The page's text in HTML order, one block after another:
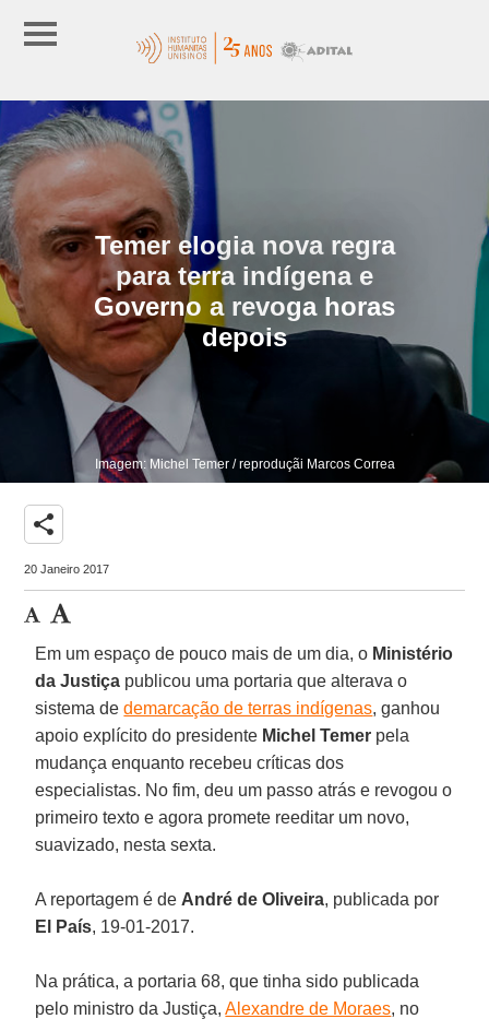
Temer elogia nova regra
para terra indígena e
Governo a revoga horas
depois
Imagem: Michel Temer / reproduçãi Marcos Correa
share
20 Janeiro 2017
Em um espaço de pouco mais de um dia, o Ministério
da Justiça publicou uma portaria que alterava o
sistema dedemarcação de terras indígenas, ganhou
apoio explícito do presidente Michel Temer pela
mudança enquanto recebeu críticas dos
especialistas. No fim, deu um passo atrás e revogou o
primeiro texto e agora promete reeditar um novo,
suavizado, nesta sexta.
A reportagem é de André de Oliveira, publicada por
El País, 19-01-2017.
Na prática, a portaria 68, que tinha sido publicada
pelo ministro da Justiça,Alexandre de Moraes, no